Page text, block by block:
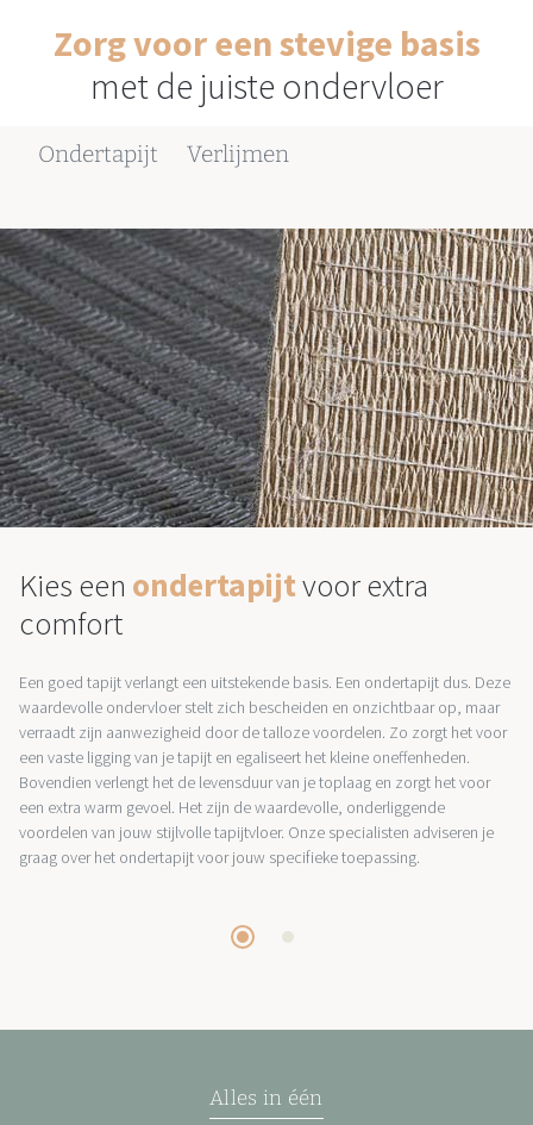
Zorg voor een stevige basis
met de juiste ondervloer
Ondertapijt Verlijmen
Kies een ondertapijtvoor extra
comfort
Een goed tapijt verlangt een uitstekende basis. Een ondertapijt dus. Deze
waardevolle ondervloer stelt zich bescheiden en onzichtbaar op, maar
verraadt zijn aanwezigheid door de talloze voordelen. Zo zorgt het voor
een vaste ligging van je tapijt en egaliseert het kleine oneffenheden.
Bovendien verlengt het de levensduur van je toplaag en zorgt het voor
een extra warm gevoel. Het zijn de waardevolle, onderliggende
voordelen van jouw stijlvolle tapijtvloer. Onze specialisten adviseren je
graag over het ondertapijt voor jouw specifieke toepassing.
Alles in één